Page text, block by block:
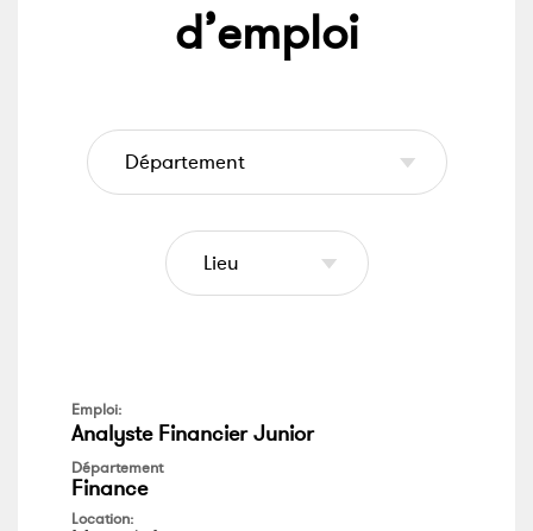
d’emploi
Emploi:
Analyste Financier Junior
Département
Finance
Location: